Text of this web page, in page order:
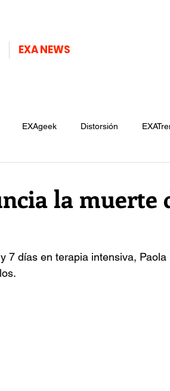
EXA NEWS
EXAgeek Distorsión
la muerte
7 días en terapia intensiva,